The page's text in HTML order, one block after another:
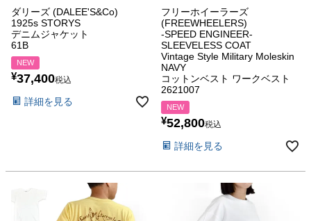
ダリーズ (DALEE'S&Co)
1925s STORYS
デニムジャケット
61B
NEW
¥37,400税込
詳細を見る
フリーホイーラーズ
(FREEWHEELERS)
-SPEED ENGINEER-
SLEEVELESS COAT
Vintage Style Military Moleskin
NAVY
コットンベスト ワークベスト
2621007
NEW
¥52,800税込
詳細を見る